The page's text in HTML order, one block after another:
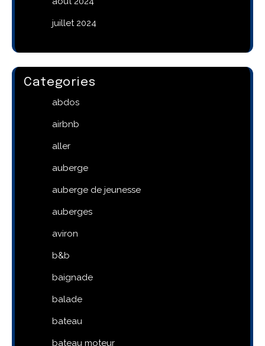
juillet 2024
Categories
abdos
airbnb
aller
auberge
auberge de jeunesse
auberges
aviron
b&b
baignade
balade
bateau
bateau moteur